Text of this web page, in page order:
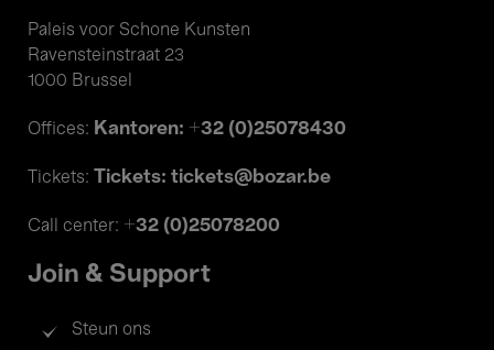
Paleis voor Schone Kunsten
Ravensteinstraat 23
1000 Brussel
Offices: Kantoren: +32 (0)25078430
Tickets: Tickets: tickets@bozar.be
Call center: +32 (0)25078200
Join & Support
Steun ons